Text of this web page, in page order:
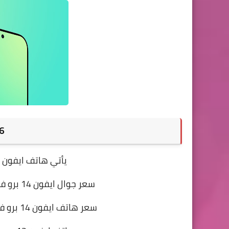
6-
يأتيهاتف ايفون 14 برو بسعر 999 دولار امريكي
سعر جوال ايفون 14 برو في السعودية 5000 ريال سعودي تقريبا
سعر هاتف ايفون 14 برو في مصر حوالي 26000 الف جنية مصري